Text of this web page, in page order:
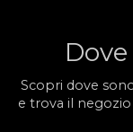
Scopri dove
e trova il